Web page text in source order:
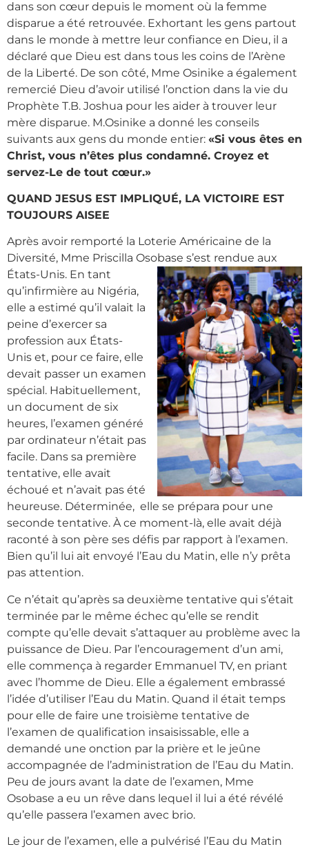
dans son cœur depuis le moment où la femme
disparue a été retrouvée. Exhortant les gens partout
dans le monde à mettre leur confiance en Dieu, il a
déclaré que Dieu est dans tous les coins de l’Arène
de la Liberté. De son côté, Mme Osinike a également
remercié Dieu d’avoir utilisé l’onction dans la vie du
Prophète T.B. Joshua pour les aider à trouver leur
mère disparue. M.Osinike a donné les conseils
suivants aux gens du monde entier: «Si vous êtes en
Christ, vous n’êtes plus condamné. Croyez et
servez-Le de tout cœur.»
QUAND JESUS ​​EST IMPLIQUÉ, LA VICTOIRE EST
TOUJOURS AISEE
Après avoir remporté la Loterie Américaine de la
Diversité, Mme Priscilla Osobase s’est rendue aux
États-Unis. En tant
qu’infirmière au Nigéria,
elle a estimé qu’il valait la
peine d’exercer sa
profession aux États-
Unis et, pour ce faire, elle
devait passer un examen
spécial. Habituellement,
un document de six
heures, l’examen généré
par ordinateur n’était pas
facile. Dans sa première
tentative, elle avait
échoué et n’avait pas été
heureuse. Déterminée, elle se prépara pour une
seconde tentative. À ce moment-là, elle avait déjà
raconté à son père ses défis par rapport à l’examen.
Bien qu’il lui ait envoyé l’Eau du Matin, elle n’y prêta
pas attention.
Ce n’était qu’après sa deuxième tentative qui s’était
terminée par le même échec qu’elle se rendit
compte qu’elle devait s’attaquer au problème avec la
puissance de Dieu. Par l’encouragement d’un ami,
elle commença à regarder Emmanuel TV, en priant
avec l’homme de Dieu. Elle a également embrassé
l’idée d’utiliser l’Eau du Matin. Quand il était temps
pour elle de faire une troisième tentative de
l’examen de qualification insaisissable, elle a
demandé une onction par la prière et le jeûne
accompagnée de l’administration de l’Eau du Matin.
Peu de jours avant la date de l’examen, Mme
Osobase a eu un rêve dans lequel il lui a été révélé
qu’elle passera l’examen avec brio.
Le jour de l’examen, elle a pulvérisé l’Eau du Matin